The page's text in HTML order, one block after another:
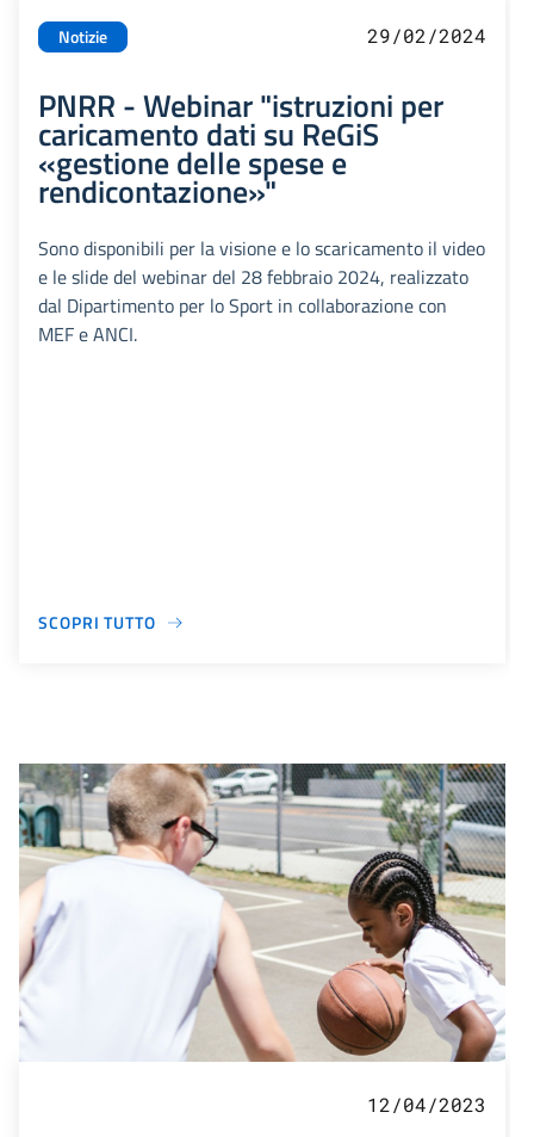
Notizie 29/02/2024
PNRR - Webinar "istruzioni per
caricamento dati su ReGiS
«gestione delle spese e
rendicontazione»"
Sono disponibili per la visione e lo scaricamento il video
e le slide del webinar del 28 febbraio 2024, realizzato
dal Dipartimento per lo Sport in collaborazione con
MEF e ANCI.
SCOPRI TUTTO
12/04/2023